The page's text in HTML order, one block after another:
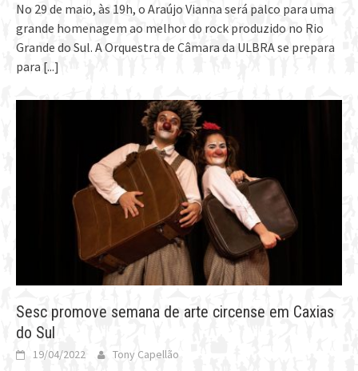
No 29 de maio, às 19h, o Araújo Vianna será palco para uma
grande homenagem ao melhor do rock produzido no Rio
Grande do Sul. A Orquestra de Câmara da ULBRA se prepara
para [...]
Sesc promove semana de arte circense em Caxias
do Sul
19/04/2022 Tony Capellão